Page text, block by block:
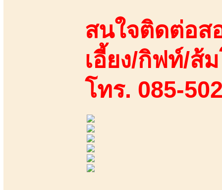
สนใจติดต่อส
เอี้ยง/กิฟท์/ส้
โทร. 085-